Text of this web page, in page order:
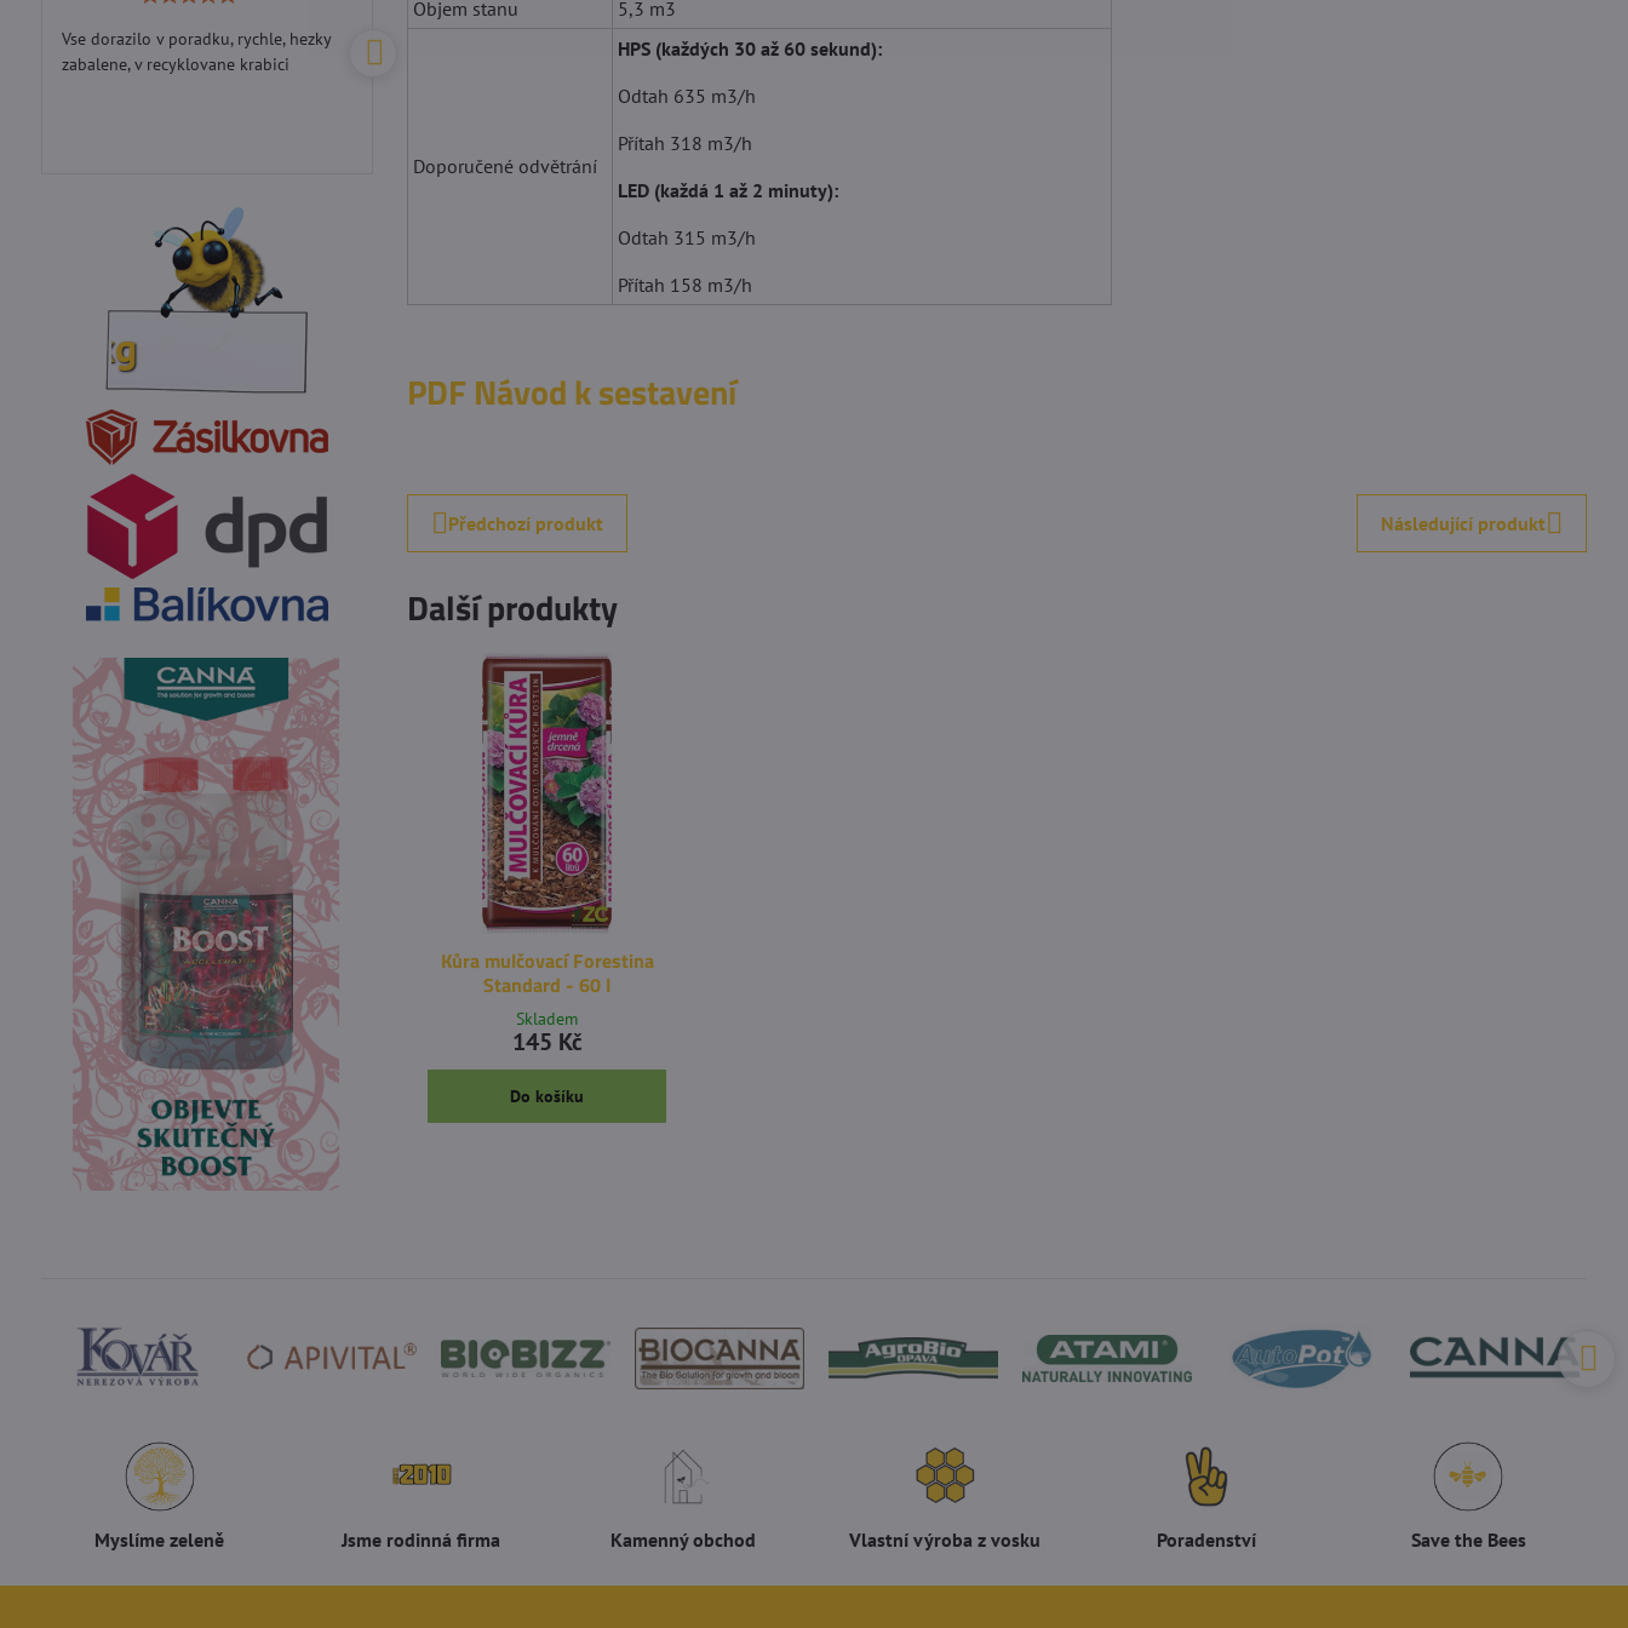
Objem stanu
5,3 m3
Doporučené odvětrání
HPS (každých 30 až 60 sekund):
Odtah 635 m3/h
Přítah 318 m3/h
LED (každá 1 až 2 minuty):
Odtah 315 m3/h
Přítah 158 m3/h
PDF Návod k sestavení
Předchozí produkt Následující produkt
Další produkty
Kůra mulčovací Forestina
Standard - 60 l
Skladem
145 Kč
Do košíku
5
Vse dorazilo v poradku, rychle, hezky
zabalene, v recyklovane krabici
5
5
Pomocí tohoto obchodu jsem se zbavil
potravinových mušek.
Výkup vosku: 200Kč / 1kg
Myslíme zeleně Jsme rodinná firma Kamenný obchod Vlastní výroba z vosku Poradenství Save the Bees